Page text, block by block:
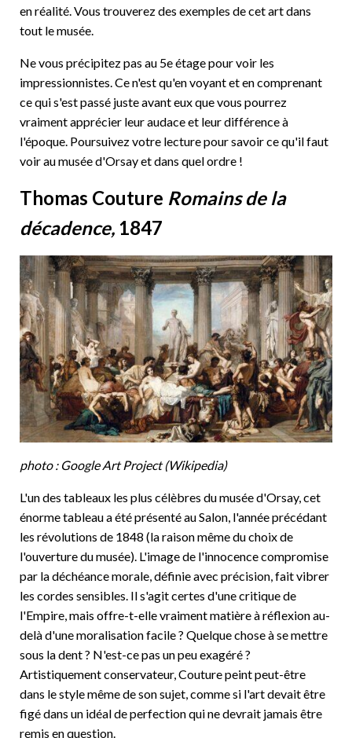
en réalité. Vous trouverez des exemples de cet art dans
tout le musée.
Ne vous précipitez pas au 5e étage pour voir les
impressionnistes. Ce n'est qu'en voyant et en comprenant
ce qui s'est passé juste avant eux que vous pourrez
vraiment apprécier leur audace et leur différence à
l'époque. Poursuivez votre lecture pour savoir ce qu'il faut
voir au musée d'Orsay et dans quel ordre !
Thomas Couture Romains de la
décadence, 1847
photo : Google Art Project (Wikipedia)
L'un des tableaux les plus célèbres du musée d'Orsay, cet
énorme tableau a été présenté au Salon, l'année précédant
les révolutions de 1848 (la raison même du choix de
l'ouverture du musée). L'image de l'innocence compromise
par la déchéance morale, définie avec précision, fait vibrer
les cordes sensibles. Il s'agit certes d'une critique de
l'Empire, mais offre-t-elle vraiment matière à réflexion au-
delà d'une moralisation facile ? Quelque chose à se mettre
sous la dent ? N'est-ce pas un peu exagéré ?
Artistiquement conservateur, Couture peint peut-être
dans le style même de son sujet, comme si l'art devait être
figé dans un idéal de perfection qui ne devrait jamais être
remis en question.